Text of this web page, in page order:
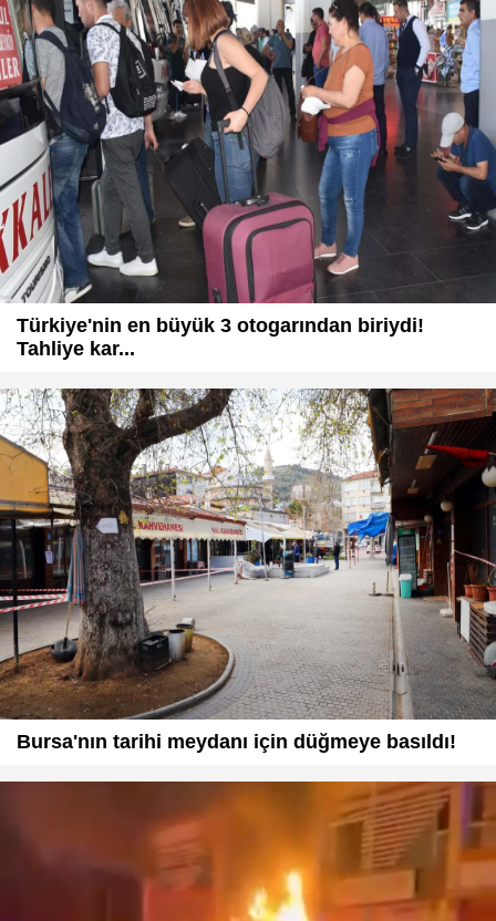
Türkiye'nin en büyük 3 otogarından biriydi!
Tahliye kar...
Bursa'nın tarihi meydanı için düğmeye basıldı!